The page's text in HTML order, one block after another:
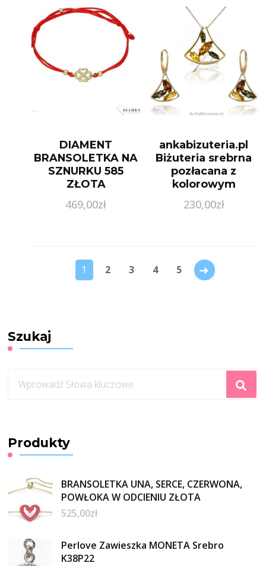
DIAMENT
BRANSOLETKA NA
SZNURKU 585
ZŁOTA
KONICZYNKA
469,00zł
ankabizuteria.pl
Biżuteria srebrna
pozłacana z
kolorowym
bursztynem
230,00zł
1 2 3 4 5
Szukaj
czegoś?
Produkty
BRANSOLETKA UNA, SERCE, CZERWONA,
POWŁOKA W ODCIENIU ZŁOTA
525,00zł
Perlove Zawieszka MONETA Srebro
K38P22